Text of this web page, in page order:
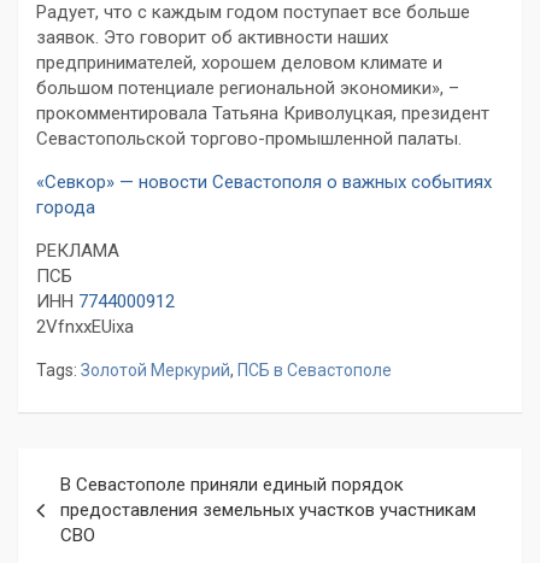
Радует, что с каждым годом поступает все больше
заявок. Это говорит об активности наших
предпринимателей, хорошем деловом климате и
большом потенциале региональной экономики», –
прокомментировала Татьяна Криволуцкая, президент
Севастопольской торгово-промышленной палаты.
«Севкор» — новости Севастополя о важных событиях
города
РЕКЛАМА
ПСБ
ИНН 7744000912
2VfnxxEUixa
Tags: Золотой Меркурий, ПСБ в Севастополе
по
записям
В Севастополе приняли единый порядок
предоставления земельных участков участникам
СВО